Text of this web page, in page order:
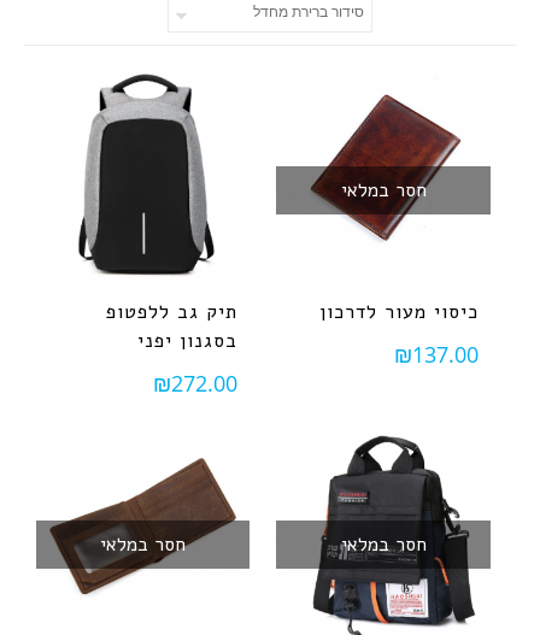
חסר במלאי
כיסוי מעור לדרכון
₪137.00
תיק גב ללפטופ
בסגנון יפני
₪272.00
חסר במלאי חסר במלאי